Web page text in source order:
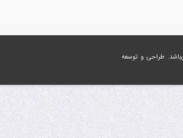
طراحی و توسعه